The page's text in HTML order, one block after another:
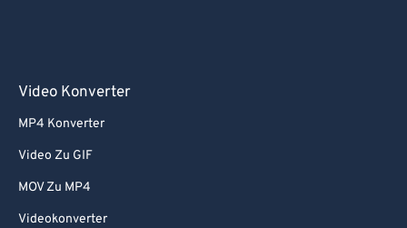
Video Konverter
MP4 Konverter
Video Zu GIF
MOV Zu MP4
Videokonverter